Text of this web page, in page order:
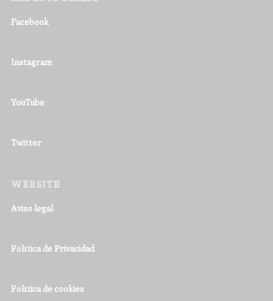
Facebook
Instagram
YouTube
Twitter
WEBSITE
Aviso legal
Política de Privacidad
Política de cookies